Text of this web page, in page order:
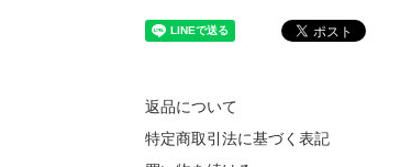
返品について
特定商取引法に基づく表記